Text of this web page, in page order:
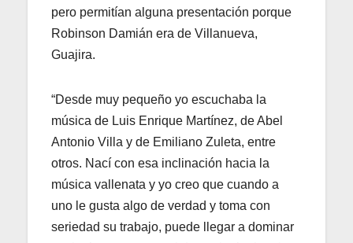
pero permitían alguna presentación porque
Robinson Damián era de Villanueva,
Guajira.
“Desde muy pequeño yo escuchaba la
música de Luis Enrique Martínez, de Abel
Antonio Villa y de Emiliano Zuleta, entre
otros. Nací con esa inclinación hacia la
música vallenata y yo creo que cuando a
uno le gusta algo de verdad y toma con
seriedad su trabajo, puede llegar a dominar